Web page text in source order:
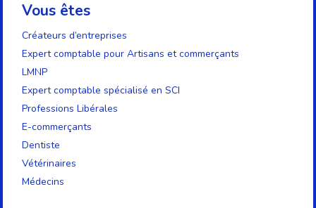
Vous êtes
Créateurs d’entreprises
Expert comptable pour Artisans et commerçants
LMNP
Expert comptable spécialisé en SCI
Professions Libérales
E-commerçants
Dentiste
Vétérinaires
Médecins